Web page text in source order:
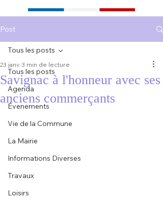
Post
Tous les posts
Agenda
Évenements
Vie de la Commune
La Mairie
Informations Diverses
Travaux
Loisirs
Tous les posts
Savignac à l'honneur avec ses
anciens commerçants
23 janv. 3 min de lecture